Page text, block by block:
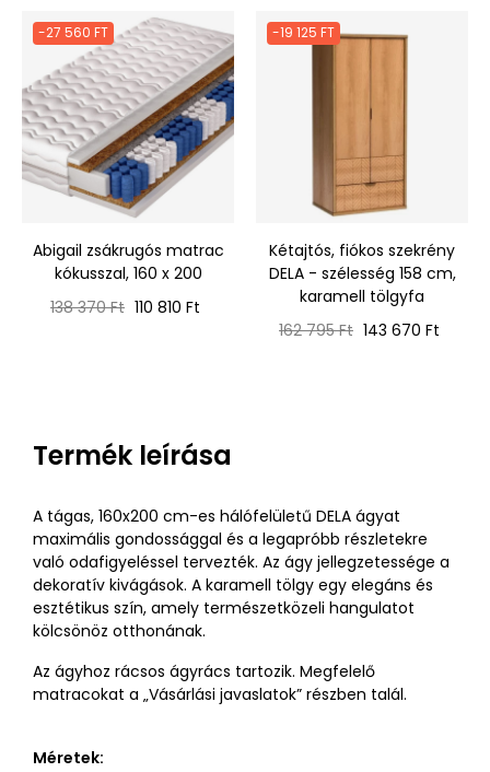
-27 560 FT
Abigail zsákrugós matrac
kókusszal, 160 x 200
Normál
138 370 Ft Ár
110 810 Ft
-19 125 FT
Kétajtós, fiókos szekrény
DELA - szélesség 158 cm,
karamell tölgyfa
Normál
162 795 Ft Ár
143 670 Ft
Termék leírása
A tágas, 160x200 cm-es hálófelületű DELA ágyat
maximális gondossággal és a legapróbb részletekre
való odafigyeléssel tervezték. Az ágy jellegzetessége a
dekoratív kivágások. A karamell tölgy egy elegáns és
esztétikus szín, amely természetközeli hangulatot
kölcsönöz otthonának.
Az ágyhoz rácsos ágyrács tartozik. Megfelelő
matracokat a „Vásárlási javaslatok” részben talál.
Méretek: